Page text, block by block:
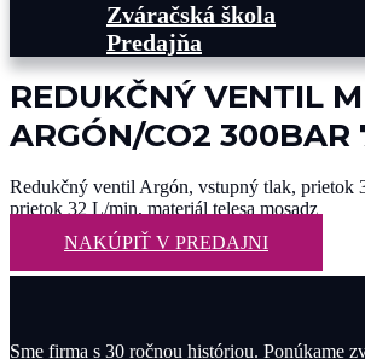
Zváračská škola
Predajňa
REDUKČNÝ VENTIL
ARGÓN/CO2 300BAR
Redukčný ventil Argón, vstupný tlak, prietok
prietok 32 L/min, materiál telesa mosadz
NAKÚPIŤ V PREDAJNI
Sme firma s 30 ročnou históriou. Ponúkame